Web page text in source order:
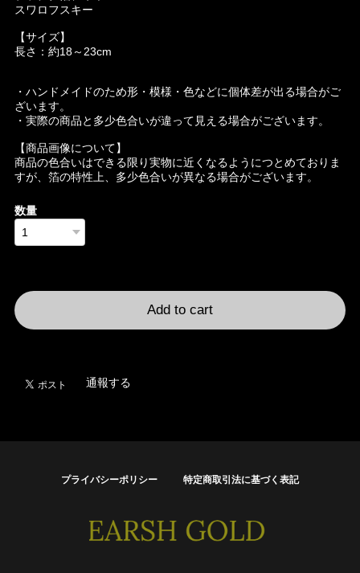
スワロフスキー
【サイズ】
長さ：約18～23cm
・ハンドメイドのため形・模様・色などに個体差が出る場合がご
ざいます。
・実際の商品と多少色合いが違って見える場合がございます。
【商品画像について】
商品の色合いはできる限り実物に近くなるようにつとめておりま
すが、箔の特性上、多少色合いが異なる場合がございます。
数量
Add to cart
通報する
プライバシーポリシー 特定商取引法に基づく表記